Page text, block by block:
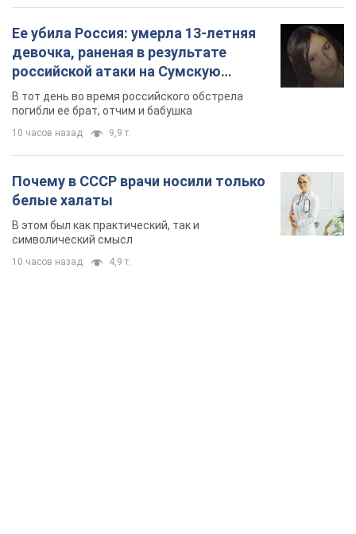
Ее убила Россия: умерла 13-летняя
девочка, раненая в результате
российской атаки на Сумскую
область. Фото
В тот день во время российского обстрела
погибли ее брат, отчим и бабушка
10 часов назад 9,9 т.
Почему в СССР врачи носили только
белые халаты
В этом был как практический, так и
символический смысл
10 часов назад 4,9 т.